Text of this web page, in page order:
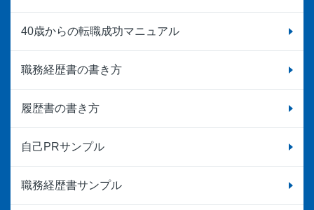
40歳からの転職成功マニュアル
職務経歴書の書き方
履歴書の書き方
自己PRサンプル
職務経歴書サンプル